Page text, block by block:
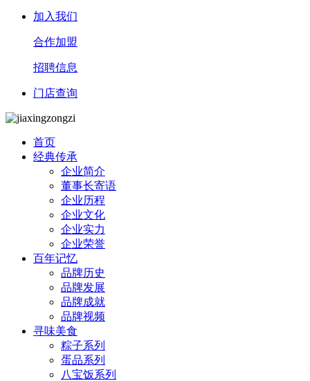
加入我们
合作加盟
招聘信息
门店查询
首页
经典传承
企业简介
董事长寄语
企业历程
企业文化
企业实力
企业荣誉
百年记忆
品牌历史
品牌发展
品牌成就
品牌视频
寻味美食
粽子系列
蛋品系列
八宝饭系列